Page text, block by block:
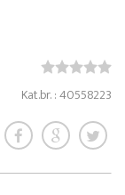
Kat.br. : 40558223